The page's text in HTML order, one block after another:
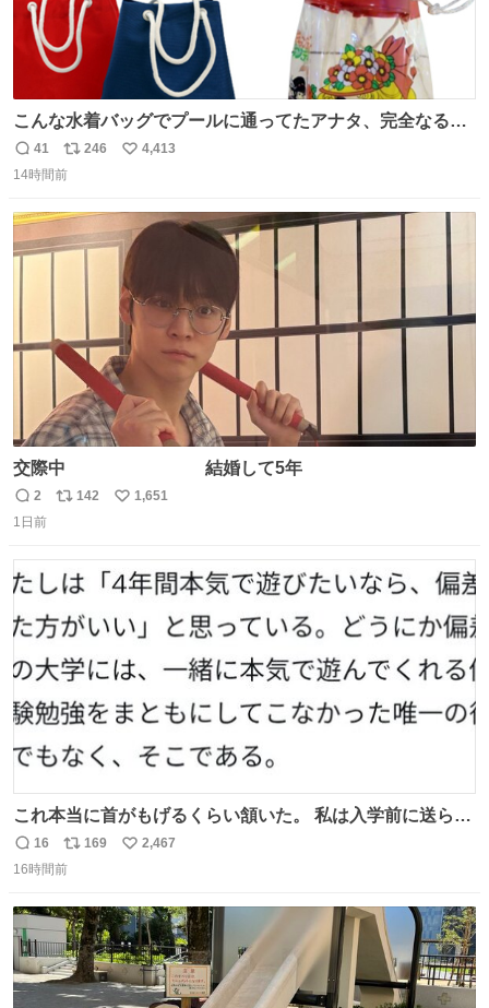
こんな水着バッグでプールに通ってたアナタ、完全なる同
世代（笑） #70年代 #80年代 #昭和レトロ
返
信
41
リ
ポ
数
246
い
数
4,413
14時間前
交際中 結婚して5年
返
信
2
リ
ト
数
142
い
数
1,651
1日前
これ本当に首がもげるくらい頷いた。 私は入学前に送られ
てきた、大学のサークル紹介冊子を見た時点で終わりを感
じたので、女子大でもないくせに偏差値の高い大学のイン
た。 高偏差値に行けないならせめてそれくらいした方が予
後がいいです。 https://t.co/9nMHIrETkw
返
信
16
リ
ポ
ト
数
169
い
数
2,467
16時間前